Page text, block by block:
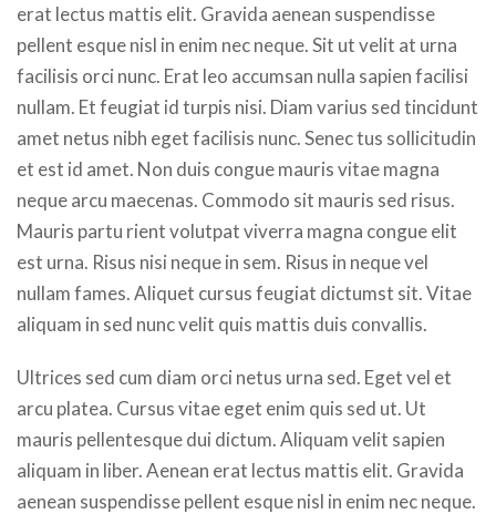
erat lectus mattis elit. Gravida aenean suspendisse
pellent esque nisl in enim nec neque. Sit ut velit at urna
facilisis orci nunc. Erat leo accumsan nulla sapien facilisi
nullam. Et feugiat id turpis nisi. Diam varius sed tincidunt
amet netus nibh eget facilisis nunc. Senec tus sollicitudin
et est id amet. Non duis congue mauris vitae magna
neque arcu maecenas. Commodo sit mauris sed risus.
Mauris partu rient volutpat viverra magna congue elit
est urna. Risus nisi neque in sem. Risus in neque vel
nullam fames. Aliquet cursus feugiat dictumst sit. Vitae
aliquam in sed nunc velit quis mattis duis convallis.
Ultrices sed cum diam orci netus urna sed. Eget vel et
arcu platea. Cursus vitae eget enim quis sed ut. Ut
mauris pellentesque dui dictum. Aliquam velit sapien
aliquam in liber. Aenean erat lectus mattis elit. Gravida
aenean suspendisse pellent esque nisl in enim nec neque.